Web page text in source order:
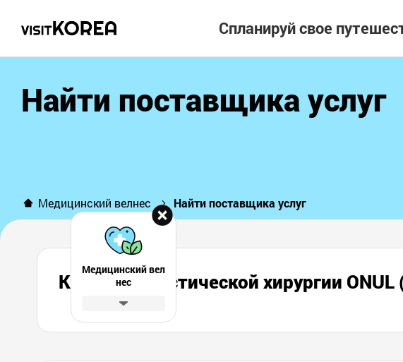
Спланируй свое
Найти поставщика услуг
Медицинский велнес Найти поставщика услуг
Клиника пластической хирургии
Медицинский вел
нес